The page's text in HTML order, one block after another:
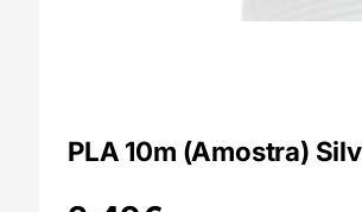
PLA 10m (Amostra)